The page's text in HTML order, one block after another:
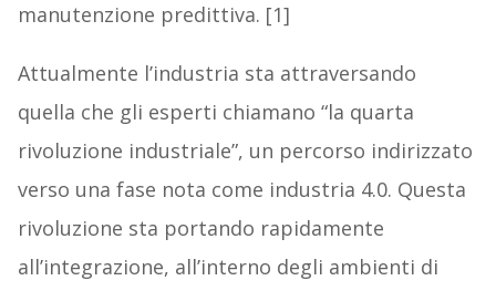
manutenzione predittiva. [1]
Attualmente l’industria sta attraversando
quella che gli esperti chiamano “la quarta
rivoluzione industriale”, un percorso indirizzato
verso una fase nota come industria 4.0. Questa
rivoluzione sta portando rapidamente
all’integrazione, all’interno degli ambienti di